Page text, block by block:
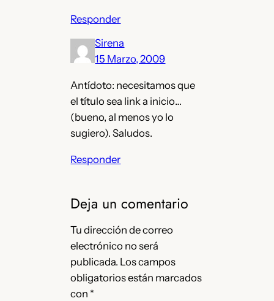
Responder
Sirena
15 Marzo, 2009
Antídoto: necesitamos que
el título sea link a inicio…
(bueno, al menos yo lo
sugiero). Saludos.
Responder
Deja un comentario
Tu dirección de correo
electrónico no será
publicada. Los campos
obligatorios están marcados
con *